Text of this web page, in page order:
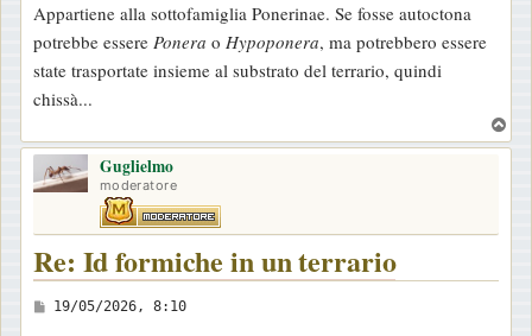
s
s
a
g
g
i
o
Appartiene alla sottofamiglia Ponerinae. Se fosse autoctona
potrebbe essere Ponera o Hypoponera, ma potrebbero essere
state trasportate insieme al substrato del terrario, quindi
chissà...
o
Guglielmo
moderatore
Re: Id formiche in un terrario
M
19/05/2026, 8:10